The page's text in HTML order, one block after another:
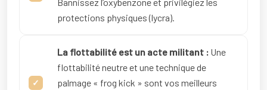
protections physiques (lycra).
La flottabilité est un acte militant : Une
flottabilité neutre et une technique de
palmage « frog kick » sont vos meilleurs